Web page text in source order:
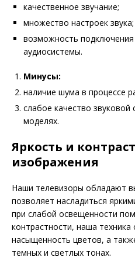
качественное звучание;
множество настроек звука;
возможность
аудиосистемы.
Минусы:
наличие шума в процессе
слабое качество
моделях.
Яркость и
изображения
Наши телевизоры обладают
позволяет насладиться
при слабой освещенности
контрастности, наша техника
насыщенность цветов, а
темных и светлых тонах.